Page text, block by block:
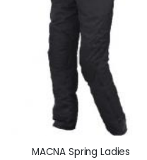
MACNA Spring Ladies